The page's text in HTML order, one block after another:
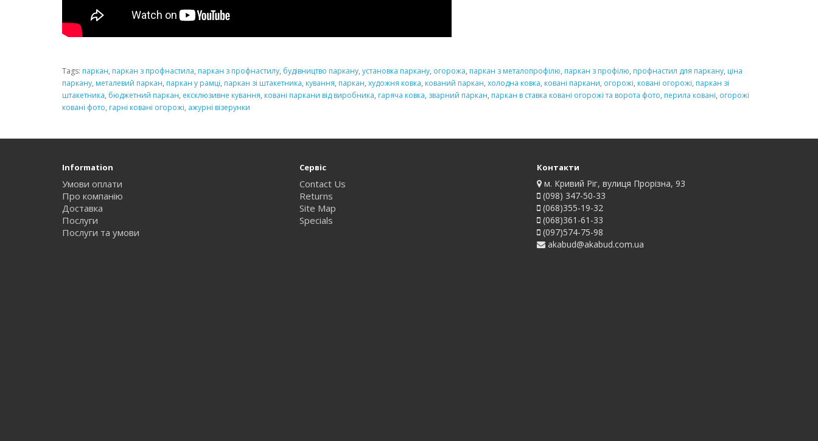
Tags: паркан, паркан з профнастила, паркан з профнастилу, будівництво паркану, установка паркану, огорожа, паркан з металопрофілю, паркан з профілю, профнастил для паркану, ціна
паркану, металевий паркан, паркан у рамці, паркан зі штакетника, кування, паркан, художня ковка, кований паркан, холодна ковка, ковані паркани, огорожі, ковані огорожі, паркан зі
штакетника, бюджетний паркан, ексклюзивне кування, ковані паркани від виробника, гаряча ковка, зварний паркан, паркан в ставка ковані огорожі та ворота фото, перила ковані, огорожі
ковані фото, гарні ковані огорожі, ажурні візерунки
Information
Умови оплати
Про компанію
Доставка
Послуги
Послуги та умови
Сервіс
Contact Us
Returns
Site Map
Specials
Контакти
м. Кривий Ріг, вулиця Прорізна, 93
(098) 347-50-33
(068)355-19-32
(068)361-61-33
(097)574-75-98
akabud@akabud.com.ua